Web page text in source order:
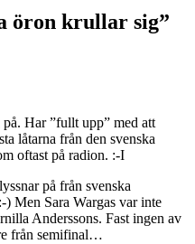
öron krullar sig”
Har ”fullt upp” med att
låtarna från den svenska
oftast på radion. :-I
på från svenska
Men Sara Wargas var inte
Anderssons. Fast ingen av
från semifinal…